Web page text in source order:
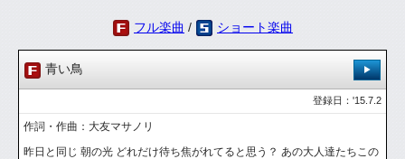
フル楽曲 / ショート楽曲
青い鳥
登録日：'15.7.2
作詞・作曲：大友マサノリ
昨日と同じ 朝の光 どれだけ待ち焦がれてると思う？ あの大人達たちこの